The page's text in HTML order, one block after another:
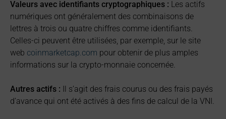
Valeurs avec identifiants cryptographiques : Les actifs
numériques ont généralement des combinaisons de
lettres à trois ou quatre chiffres comme identifiants.
Celles-ci peuvent être utilisées, par exemple, sur le site
web coinmarketcap.com pour obtenir de plus amples
informations sur la crypto-monnaie concernée.
Autres actifs : Il s’agit des frais courus ou des frais payés
d’avance qui ont été activés à des fins de calcul de la VNI.